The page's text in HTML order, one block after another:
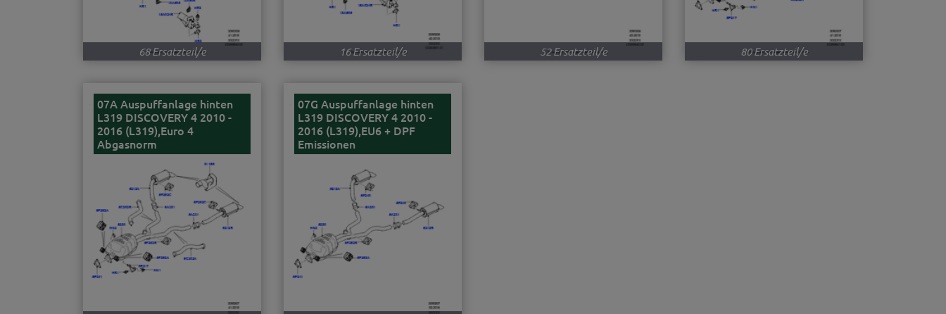
68 Ersatzteil/e 16 Ersatzteil/e 52 Ersatzteil/e 80 Ersatzteil/e
07A Auspuffanlage hinten
L319 DISCOVERY 4 2010 -
2016 (L319),Euro 4
Abgasnorm
07G Auspuffanlage hinten
L319 DISCOVERY 4 2010 -
2016 (L319),EU6 + DPF
Emissionen